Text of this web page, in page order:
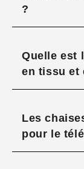
?
Quelle est
en tissu et
Les
pour le